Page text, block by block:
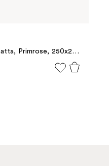
Röllakan Hilma ullmatta, Primrose, 250x250 cm